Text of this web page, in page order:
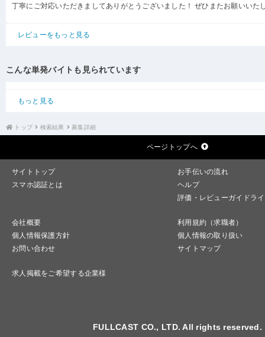
丁寧にご対応いただきましてありがとうございました！ ぜひまたお願いいた
レビューをもっと見る
こんな単発バイトも見られています
もっと見る
トップ 検索結果 募集詳細
ページトップへ
サイトトップ
お手伝いの流れ
スマホ認証とは
ヘルプ
評価・レビューガイドラ
会社概要
利用規約（求職者）
個人情報保護方針
個人情報の取り扱い
お問い合わせ
サイトマップ
求人掲載をご希望する企業様
FULLCAST CO., LTD. All rights reserved.